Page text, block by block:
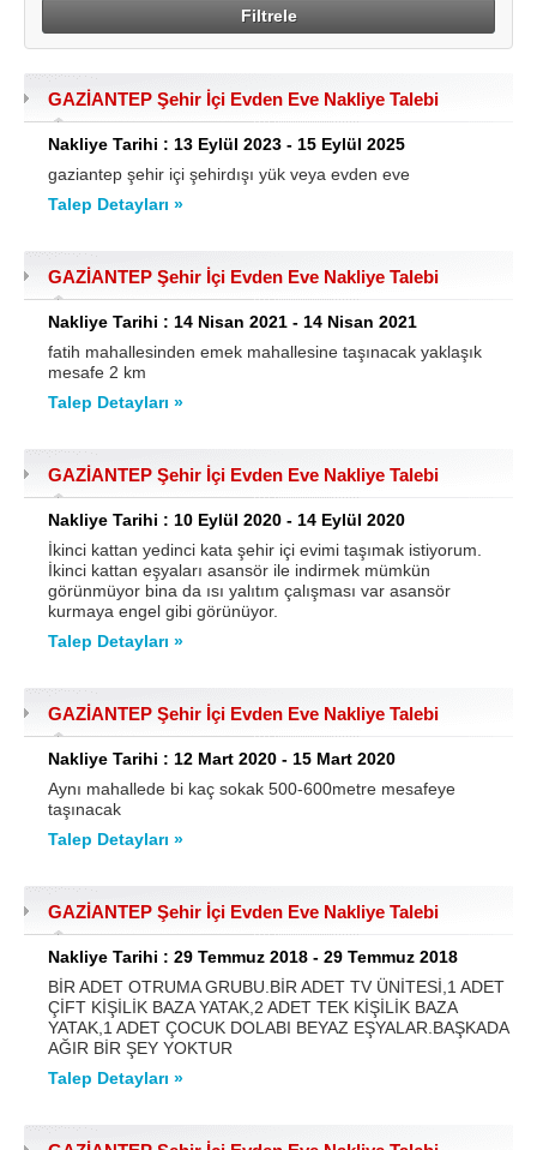
Osmaniye
Samsun Siirt
Sivas
Şanlıurfa
Tunceli
Yalova
MÜŞTERİ TALEPLERİ
DEFTER
NAKLİYECİ İLANLARI
GAZİANTEP Şehir İçi Evden Eve Nakliye Talebi
Nakliye Tarihi : 13 Eylül 2023 - 15 Eylül 2025
gaziantep şehir içi şehirdışı yük veya evden eve
Talep Detayları »
GAZİANTEP Şehir İçi Evden Eve Nakliye Talebi
Nakliye Tarihi : 14 Nisan 2021 - 14 Nisan 2021
fatih mahallesinden emek mahallesine taşınacak yaklaşık
mesafe 2 km
Talep Detayları »
GAZİANTEP Şehir İçi Evden Eve Nakliye Talebi
Nakliye Tarihi : 10 Eylül 2020 - 14 Eylül 2020
İkinci kattan yedinci kata şehir içi evimi taşımak istiyorum.
İkinci kattan eşyaları asansör ile indirmek mümkün
görünmüyor bina da ısı yalıtım çalışması var asansör
kurmaya engel gibi görünüyor.
Talep Detayları »
GAZİANTEP Şehir İçi Evden Eve Nakliye Talebi
Nakliye Tarihi : 12 Mart 2020 - 15 Mart 2020
Aynı mahallede bi kaç sokak 500-600metre mesafeye
taşınacak
Talep Detayları »
GAZİANTEP Şehir İçi Evden Eve Nakliye Talebi
Nakliye Tarihi : 29 Temmuz 2018 - 29 Temmuz 2018
BİR ADET OTRUMA GRUBU.BİR ADET TV ÜNİTESİ,1 ADET
ÇİFT KİŞİLİK BAZA YATAK,2 ADET TEK KİŞİLİK BAZA
YATAK,1 ADET ÇOCUK DOLABI BEYAZ EŞYALAR.BAŞKADA
AĞIR BİR ŞEY YOKTUR
Talep Detayları »